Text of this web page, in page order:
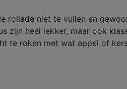
rollade niet te vullen en
zijn heel lekker, maar ook
te roken met wat appel of